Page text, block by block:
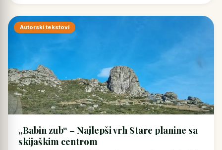
Autorski tekstovi
„Babin zub“ – Najlepši vrh Stare planine sa
skijaškim centrom